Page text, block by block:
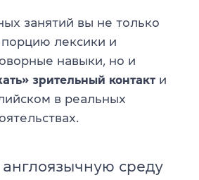
занятий вы не только
лексики и
навыки, но и
зрительный контакт и
в реальных
среду